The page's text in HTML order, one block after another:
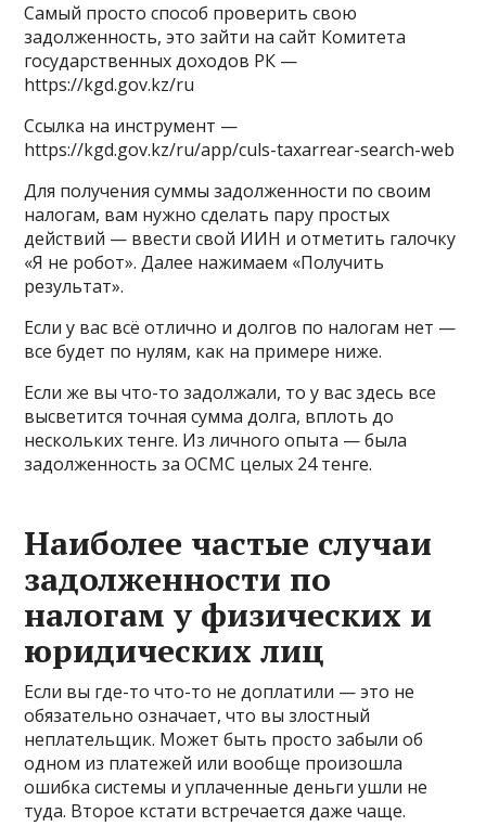
Самый просто способ проверить свою
задолженность, это зайти на сайт Комитета
государственных доходов РК —
https://kgd.gov.kz/ru
Ссылка на инструмент —
https://kgd.gov.kz/ru/app/culs-taxarrear-search-web
Для получения суммы задолженности по своим
налогам, вам нужно сделать пару простых
действий — ввести свой ИИН и отметить галочку
«Я не робот». Далее нажимаем «Получить
результат».
Если у вас всё отлично и долгов по налогам нет —
все будет по нулям, как на примере ниже.
Если же вы что-то задолжали, то у вас здесь все
высветится точная сумма долга, вплоть до
нескольких тенге. Из личного опыта — была
задолженность за ОСМС целых 24 тенге.
Наиболее частые случаи
задолженности по
налогам у физических и
юридических лиц
Если вы где-то что-то не доплатили — это не
обязательно означает, что вы злостный
неплательщик. Может быть просто забыли об
одном из платежей или вообще произошла
ошибка системы и уплаченные деньги ушли не
туда. Второе кстати встречается даже чаще.